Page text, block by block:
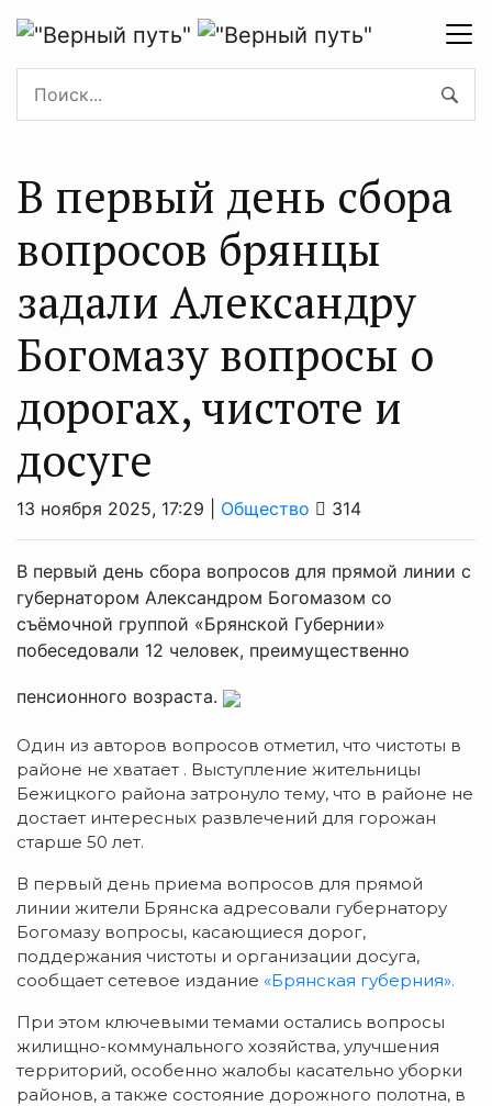
В первый день сбора
вопросов брянцы
задали Александру
Богомазу вопросы о
дорогах, чистоте и
досуге
13 ноября 2025, 17:29 | Общество 314
В первый день сбора вопросов для прямой линии с
губернатором Александром Богомазом со
съёмочной группой «Брянской Губернии»
побеседовали 12 человек, преимущественно
пенсионного возраста.
Один из авторов вопросов отметил, что чистоты в
районе не хватает . Выступление жительницы
Бежицкого района затронуло тему, что в районе не
достает интересных развлечений для горожан
старше 50 лет.
В первый день приема вопросов для прямой
линии жители Брянска адресовали губернатору
Богомазу вопросы, касающиеся дорог,
поддержания чистоты и организации досуга,
сообщает сетевое издание «Брянская губерния».
При этом ключевыми темами остались вопросы
жилищно-коммунального хозяйства, улучшения
территорий, особенно жалобы касательно уборки
районов, а также состояние дорожного полотна, в